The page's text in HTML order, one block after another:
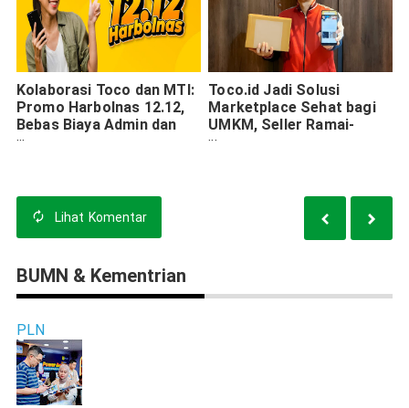
Kolaborasi Toco dan MTI:
Promo Harbolnas 12.12,
Bebas Biaya Admin dan
Diskon 15%
Toco.id Jadi Solusi
Marketplace Sehat bagi
UMKM, Seller Ramai-
ramai Migrasi
Lihat Komentar
BUMN & Kementrian
PLN